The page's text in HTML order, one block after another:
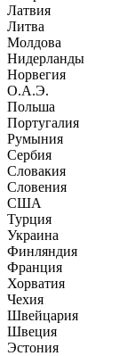
Латвия
Литва
Молдова
Нидерланды
Норвегия
О.А.Э.
Польша
Португалия
Румыния
Сербия
Словакия
Словения
США
Турция
Украина
Финляндия
Франция
Хорватия
Чехия
Швейцария
Швеция
Эстония